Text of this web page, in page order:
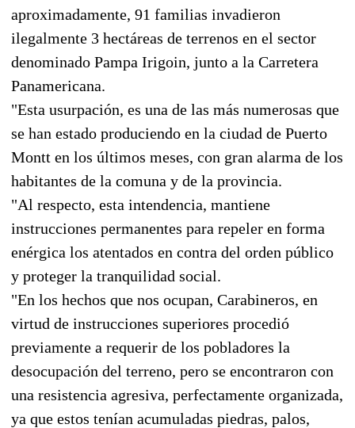
aproximadamente, 91 familias invadieron
ilegalmente 3 hectáreas de terrenos en el sector
denominado Pampa Irigoin, junto a la Carretera
Panamericana.
"Esta usurpación, es una de las más numerosas que
se han estado produciendo en la ciudad de Puerto
Montt en los últimos meses, con gran alarma de los
habitantes de la comuna y de la provincia.
"Al respecto, esta intendencia, mantiene
instrucciones permanentes para repeler en forma
enérgica los atentados en contra del orden público
y proteger la tranquilidad social.
"En los hechos que nos ocupan, Carabineros, en
virtud de instrucciones superiores procedió
previamente a requerir de los pobladores la
desocupación del terreno, pero se encontraron con
una resistencia agresiva, perfectamente organizada,
ya que estos tenían acumuladas piedras, palos,